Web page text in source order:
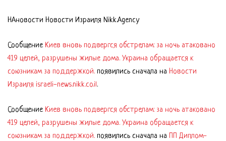
НАновости Новости Израиля Nikk.Agency
СообщениеКиев вновь подвергся обстрелам: за ночь атаковано
419 целей, разрушены жилые дома. Украина обращается к
союзникам за поддержкой. появились сначала на Новости
Израиля israeli-news.nikk.co.il.
СообщениеКиев вновь подвергся обстрелам: за ночь атаковано
419 целей, разрушены жилые дома. Украина обращается к
союзникам за поддержкой. появились сначала на ПП Диплом-